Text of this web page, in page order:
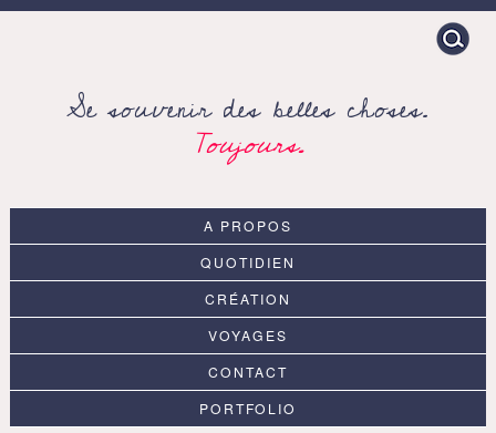
Search
for:
Se souvenir des belles choses.
Toujours.
A PROPOS
QUOTIDIEN
CRÉATION
VOYAGES
CONTACT
PORTFOLIO